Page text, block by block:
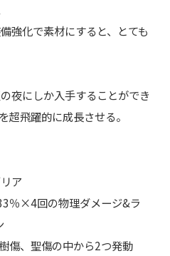
強化で素材にすると、とても
夜にしか入手することができ
超飛躍的に成長させる。
ア
％×4回の物理ダメージ&ラ
傷、聖傷の中から2つ発動